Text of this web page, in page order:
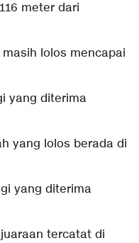
meter dari
lolos mencapai
yang diterima
yang lolos berada di
yang diterima
tercatat di